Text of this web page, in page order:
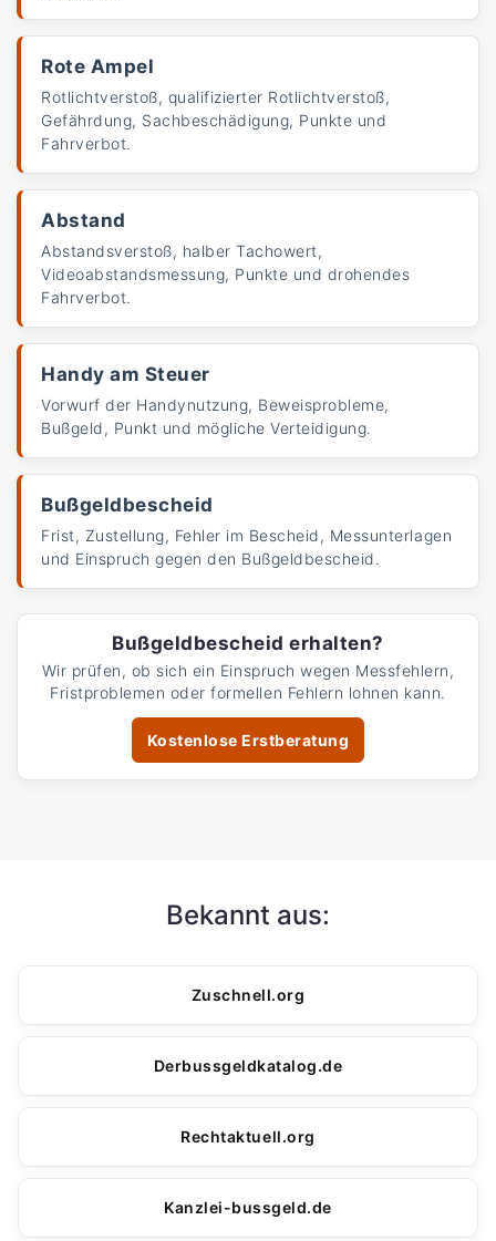
Rote Ampel
Rotlichtverstoß, qualifizierter Rotlichtverstoß,
Gefährdung, Sachbeschädigung, Punkte und
Fahrverbot.
Abstand
Abstandsverstoß, halber Tachowert,
Videoabstandsmessung, Punkte und drohendes
Fahrverbot.
Handy am Steuer
Vorwurf der Handynutzung, Beweisprobleme,
Bußgeld, Punkt und mögliche Verteidigung.
Bußgeldbescheid
Frist, Zustellung, Fehler im Bescheid, Messunterlagen
und Einspruch gegen den Bußgeldbescheid.
Bußgeldbescheid erhalten?
Wir prüfen, ob sich ein Einspruch wegen Messfehlern,
Fristproblemen oder formellen Fehlern lohnen kann.
Kostenlose Erstberatung
Bekannt aus:
Zuschnell.org
Derbussgeldkatalog.de
Rechtaktuell.org
Kanzlei-bussgeld.de